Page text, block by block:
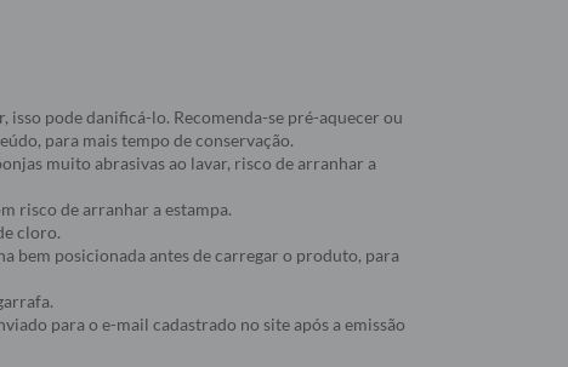
pode danificá-lo. Recomenda-se pré-aquecer ou
para mais tempo de conservação.
muito abrasivas ao lavar, risco de arranhar a
risco de arranhar a estampa.
cloro.
bem posicionada antes de carregar o produto, para
para o e-mail cadastrado no site após a emissão